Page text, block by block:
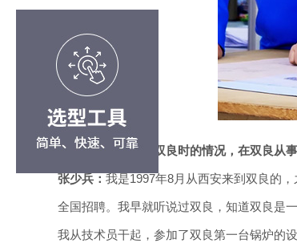
记者：谈谈您刚来双良时的情况，在双良从
张少兵： 我是1997年8月从西安来到双良的
全国招聘。我早就听说过双良，知道双良是
我从技术员干起，参加了双良第一台锅炉的